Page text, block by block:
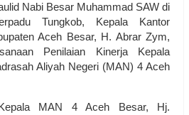
Nabi Besar Muhammad SAW di
Tungkob, Kepala Kantor
Aceh Besar, H. Abrar Zym,
Penilaian Kinerja Kepala
Aliyah Negeri (MAN) 4 Aceh
MAN 4 Aceh Besar, Hj.